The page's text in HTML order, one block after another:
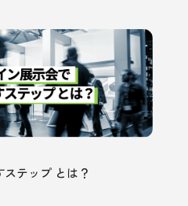
テップ とは？